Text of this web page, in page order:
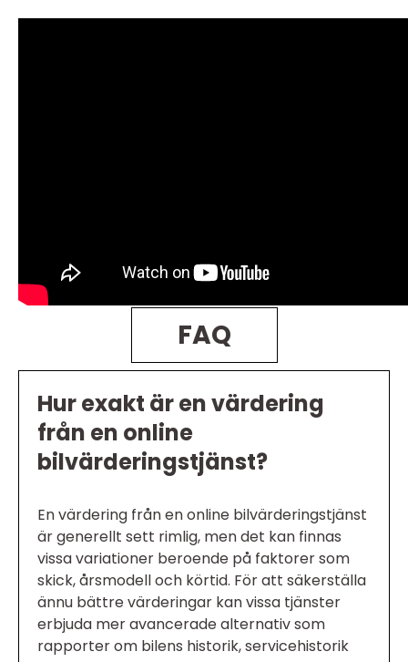
FAQ
Hur exakt är en värdering
från en online
bilvärderingstjänst?
En värdering från en online bilvärderingstjänst
är generellt sett rimlig, men det kan finnas
vissa variationer beroende på faktorer som
skick, årsmodell och körtid. För att säkerställa
ännu bättre värderingar kan vissa tjänster
erbjuda mer avancerade alternativ som
rapporter om bilens historik, servicehistorik